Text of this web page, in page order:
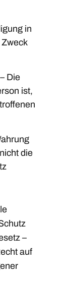
in
– Die
ist,
die
–
auf